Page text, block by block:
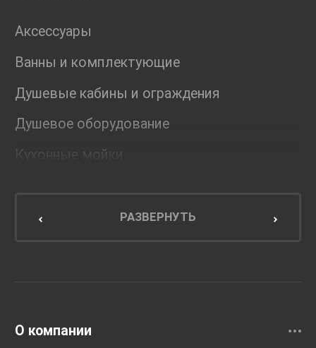
Аксессуары
Ванны и комплектующие
Душевые кабины и ограждения
Душевое оборудование
Кухонные мойки
Мебель для кухниРАЗВЕРНУТЬ
О компании